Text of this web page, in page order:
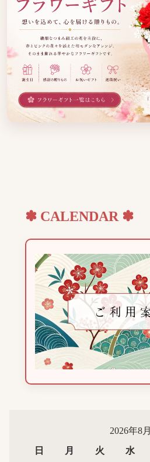
✽ CALENDAR ✽
2026年8月
日
月 火 水